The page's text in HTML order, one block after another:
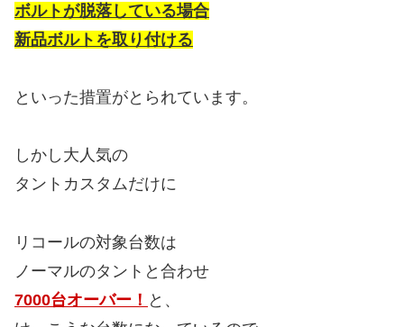
ボルトが脱落している場合
新品ボルトを取り付ける
といった措置がとられています。
しかし大人気の
タントカスタムだけに
リコールの対象台数は
ノーマルのタントと合わせ
7000台オーバー！ と、